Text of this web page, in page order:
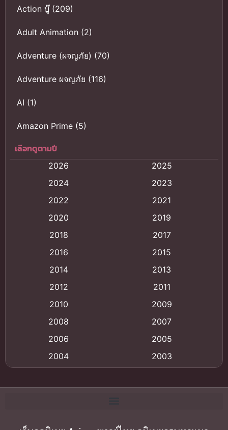
Action บู๊(209)
Adult Animation (2)
Adventure (ผจญภัย) (70)
Adventure ผจญภัย (116)
AI (1)
Amazon Prime (5)
Anal (ประตูหลัง)
Animation การ์ตูน
Animation อนิเมะ
Animation แอนิเมชัน
(9)
Big tits (นมใหญ่)
Bitch (ผู้หญิงร่าน)
เลือกดูตามปี
2026
2025
2024
2023
2022
2021
2020
2019
2018
2017
2016
2015
2014
2013
2012
2011
2010
2009
2008
2007
2006
2005
2004
2003
2000
1999
1996